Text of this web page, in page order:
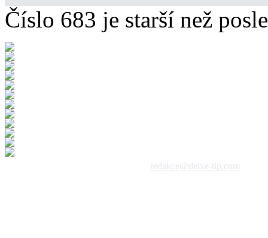
Číslo 683 je starší než
redakce@deixe-tip.com